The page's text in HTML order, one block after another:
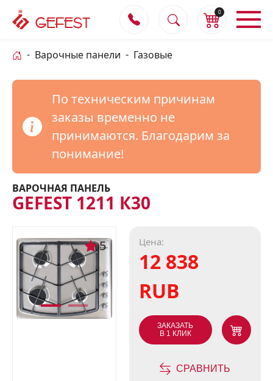
0
Варочные панели Газовые
По техническим причинам
заказы временно не
принимаются. Благодарим за
понимание!
ВАРОЧНАЯ ПАНЕЛЬ
GEFEST 1211 К30
5 Цена:
12 838
RUB
ЗАКАЗАТЬ
В 1 КЛИК
СРАВНИТЬ